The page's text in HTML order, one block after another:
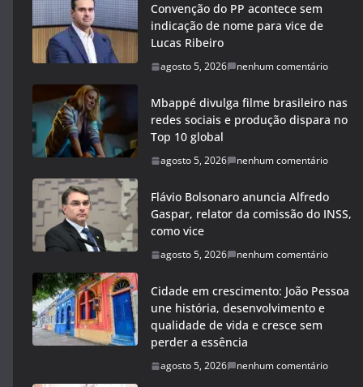
Convenção do PP acontece sem
indicação de nome para vice de
Lucas Ribeiro
agosto 5, 2026 nenhum comentário
Mbappé divulga filme brasileiro nas
redes sociais e produção dispara no
Top 10 global
agosto 5, 2026 nenhum comentário
Flávio Bolsonaro anuncia Alfredo
Gaspar, relator da comissão do INSS,
como vice
agosto 5, 2026 nenhum comentário
Cidade em crescimento: João Pessoa
une história, desenvolvimento e
qualidade de vida e cresce sem
perder a essência
agosto 5, 2026 nenhum comentário